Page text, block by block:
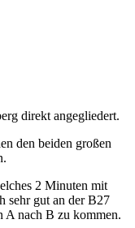
direkt angegliedert.
den beiden großen
2 Minuten mit
sehr gut an der B27
A nach B zu kommen.